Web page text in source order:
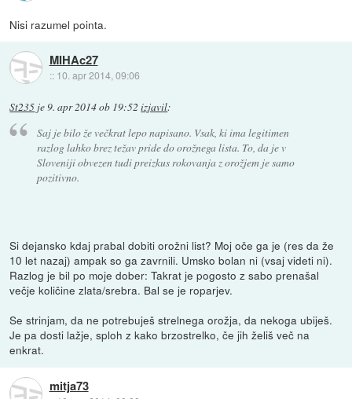
Nisi razumel pointa.
MIHAc27
:: 10. apr 2014, 09:06
St235 je9. apr 2014 ob 19:52 izjavil:
Saj je bilo že večkrat lepo napisano. Vsak, ki ima legitimen
razlog lahko brez težav pride do orožnega lista. To, da je v
Sloveniji obvezen tudi preizkus rokovanja z orožjem je samo
pozitivno.
Si dejansko kdaj prabal dobiti orožni list? Moj oče ga je (res da že
10 let nazaj) ampak so ga zavrnili. Umsko bolan ni (vsaj videti ni).
Razlog je bil po moje dober: Takrat je pogosto z sabo prenašal
večje količine zlata/srebra. Bal se je roparjev.
Se strinjam, da ne potrebuješ strelnega orožja, da nekoga ubiješ.
Je pa dosti lažje, sploh z kako brzostrelko, če jih želiš več na
enkrat.
mitja73